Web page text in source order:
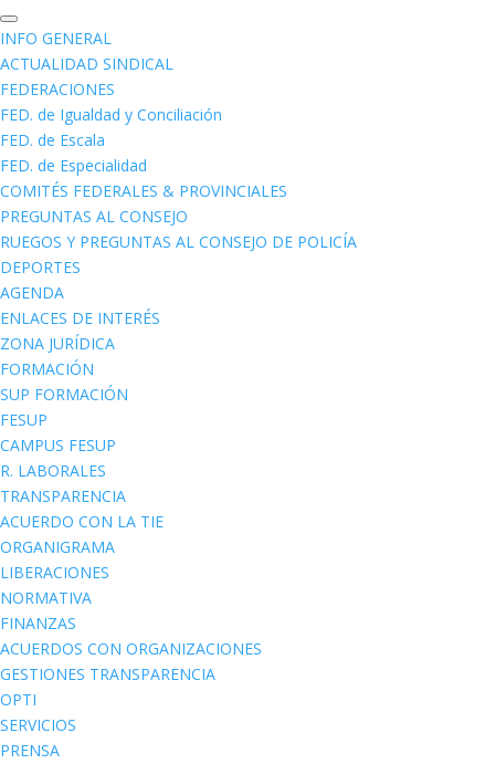
INFO GENERAL
ACTUALIDAD SINDICAL
FEDERACIONES
FED. de Igualdad y Conciliación
FED. de Escala
FED. de Especialidad
COMITÉS FEDERALES & PROVINCIALES
PREGUNTAS AL CONSEJO
RUEGOS Y PREGUNTAS AL CONSEJO DE POLICÍA
DEPORTES
AGENDA
ENLACES DE INTERÉS
ZONA JURÍDICA
FORMACIÓN
SUP FORMACIÓN
FESUP
CAMPUS FESUP
R. LABORALES
TRANSPARENCIA
ACUERDO CON LA TIE
ORGANIGRAMA
LIBERACIONES
NORMATIVA
FINANZAS
ACUERDOS CON ORGANIZACIONES
GESTIONES TRANSPARENCIA
OPTI
SERVICIOS
PRENSA